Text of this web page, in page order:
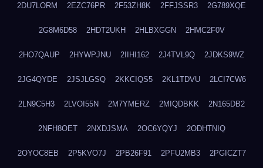
2DU7LORM 2EZC76PR 2F53ZH8K 2FFJSSR3 2G789XQE
2G8M6D58 2HDT2UKH 2HLBXGGN 2HMC2F0V
2HO7QAUP 2HYWPJNU 2IIHI162 2J4TVL9Q 2JDKS9WZ
2JG4QYDE 2JSJLGSQ 2KKCIQS5 2KL1TDVU 2LCI7CW6
2LN9C5H3 2LVOI55N 2M7YMERZ 2MIQDBKK 2N165DB2
2NFH8OET 2NXDJSMA 2OC6YQYJ 2ODHTNIQ
2OYOC8EB 2P5KVO7J 2PB26F91 2PFU2MB3 2PGICZT7